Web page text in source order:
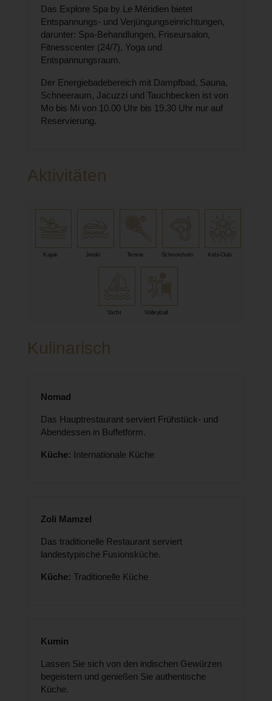
Das Explore Spa by Le Méridien bietet
Entspannungs- und Verjüngungseinrichtungen,
darunter: Spa-Behandlungen, Friseursalon,
Fitnesscenter (24/7), Yoga und
Entspannungsraum.
Der Energiebadebereich mit Dampfbad, Sauna,
Schneeraum, Jacuzzi und Tauchbecken ist von
Mo bis Mi von 10.00 Uhr bis 19.30 Uhr nur auf
Reservierung.
Aktivitäten
Kajak Jetski Tennis Schnorcheln Kids-Club
Yacht Volleyball
Kulinarisch
Nomad
Das Hauptrestaurant serviert Frühstück- und
Abendessen in Buffetform.
Küche: Internationale Küche
Zoli Mamzel
Das traditionelle Restaurant serviert
landestypische Fusionsküche.
Küche: Traditionelle Küche
Kumin
Lassen Sie sich von den indischen Gewürzen
begeistern und genießen Sie authentische
Küche.